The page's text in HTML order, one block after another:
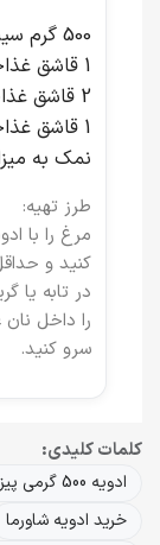
500 گرم سینه یا ران مرغ نواری خرد شده
1 قاشق غذاخوری ادویه شاورما پیزارلا پا
2 قاشق غذاخوری روغن زیتون
1 قاشق غذاخوری آبلیمو
نمک به
طرز تهیه:
مرغ را با
در تابه یا
را داخل
سرو کنید.
کلمات کلیدی:
ادویه 500 گرمی پیزارلا پا
خرید ادویه شاورما